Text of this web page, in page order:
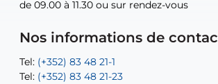
de 09.00 à 11.30 ou sur rendez-vous
Nos informations de
Tel: (+352) 83 48 21-1
Tel: (+352) 83 48 21-23
de 09.00 à 11.30 ou sur rendez-vous
Tel: (+352) 83 48 21-20
Tel: (+352) 83 48 21-22
Mail:recette@vianden.lu
Tel:(+352) 83 48 21-31
Tel:Permanence (Fuite d’eau) : 83 48 21